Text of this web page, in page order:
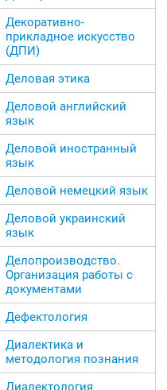
Декоративно-
прикладное искусство
(ДПИ)
Деловая этика
Деловой английский
язык
Деловой иностранный
язык
Деловой немецкий язык
Деловой украинский
язык
Делопроизводство.
Организация работы с
документами
Дефектология
Диалектика и
методология познания
Диалектология